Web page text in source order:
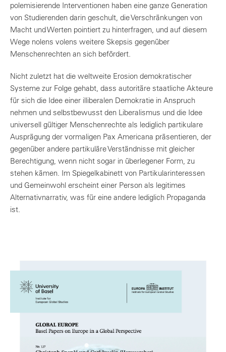
polemisierende Interventionen haben eine ganze Generation
von Studierenden darin geschult, die Verschränkungen von
Macht und Werten pointiert zu hinterfragen, und auf diesem
Wege nolens volens weitere Skepsis gegenüber
Menschenrechten an sich befördert.
Nicht zuletzt hat die weltweite Erosion demokratischer
Systeme zur Folge gehabt, dass autoritäre staatliche Akteure
für sich die Idee einer illiberalen Demokratie in Anspruch
nehmen und selbstbewusst den Liberalismus und die Idee
universell gültiger Menschenrechte als lediglich partikulare
Ausprägung der vormaligen Pax Americana präsentieren, der
gegenüber andere partikuläre Verständnisse mit gleicher
Berechtigung, wenn nicht sogar in überlegener Form, zu
stehen kämen. Im Spiegelkabinett von Partikularinteressen
und Gemeinwohl erscheint einer Person als legitimes
Alternativnarrativ, was für eine andere lediglich Propaganda
ist.